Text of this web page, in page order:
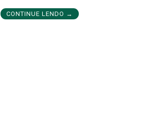
CONTINUE LENDO →